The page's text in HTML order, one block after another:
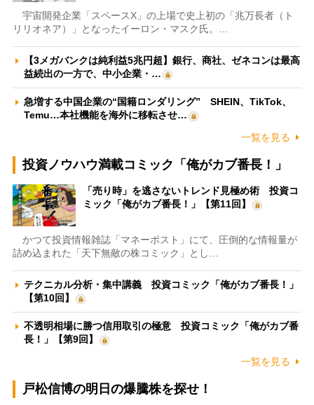
宇宙開発企業「スペースX」の上場で史上初の「兆万長者（ト
リリオネア）」となったイーロン・マスク氏。…
【3メガバンクは純利益5兆円超】銀行、商社、ゼネコンは最高
益続出の一方で、中小企業・…
急増する中国企業の“国籍ロンダリング” SHEIN、TikTok、
Temu…本社機能を海外に移転させ…
一覧を見る
投資ノウハウ満載コミック「俺がカブ番長！」
「売り時」を逃さないトレンド見極め術 投資コ
ミック「俺がカブ番長！」【第11回】
かつて投資情報雑誌「マネーポスト」にて、圧倒的な情報量が
詰め込まれた「天下無敵の株コミック」とし…
テクニカル分析・集中講義 投資コミック「俺がカブ番長！」
【第10回】
不透明相場に勝つ信用取引の極意 投資コミック「俺がカブ番
長！」【第9回】
一覧を見る
戸松信博の明日の爆騰株を探せ！